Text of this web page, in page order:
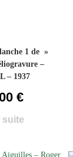
1 de »
–
– 1937
€
suite